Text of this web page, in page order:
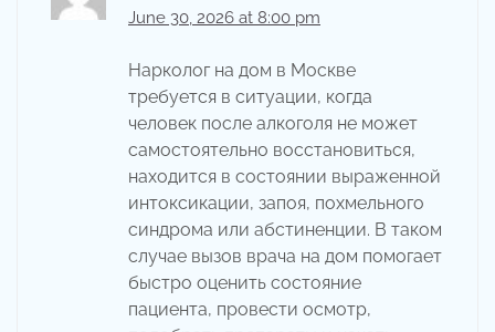
June 30, 2026 at 8:00 pm
Нарколог на дом в Москве
требуется в ситуации, когда
человек после алкоголя не может
самостоятельно восстановиться,
находится в состоянии выраженной
интоксикации, запоя, похмельного
синдрома или абстиненции. В таком
случае вызов врача на дом помогает
быстро оценить состояние
пациента, провести осмотр,